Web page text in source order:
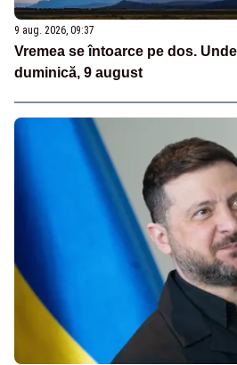
9 aug. 2026, 09:37
Vremea se întoarce pe dos.
duminică, 9 august